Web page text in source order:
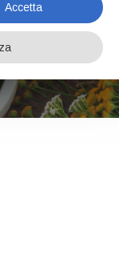
Accetta